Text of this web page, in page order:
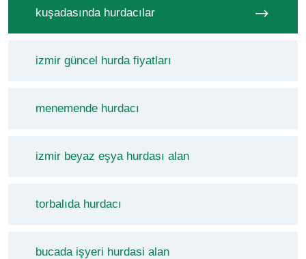
kuşadasında hurdacılar
izmir güncel hurda fiyatları
menemende hurdacı
izmir beyaz eşya hurdası alan
torbalıda hurdacı
bucada işyeri hurdasi alan